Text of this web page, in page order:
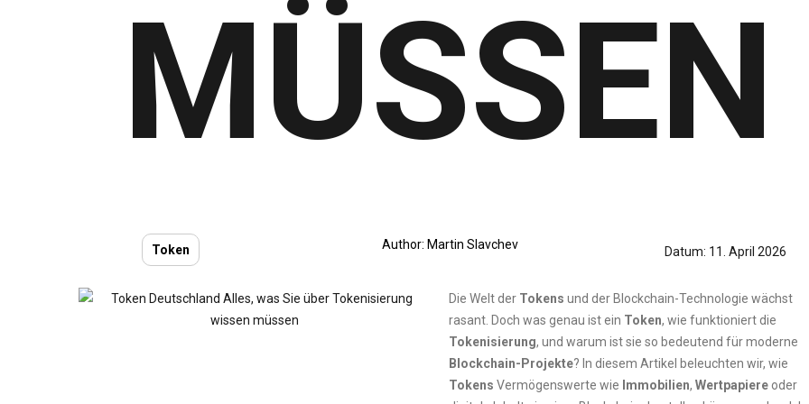
MÜSSEN
Token Author: Martin Slavchev Datum: 11. April 2026
Die Welt der Tokens und der Blockchain-Technologie wächst
rasant. Doch was genau ist ein Token, wie funktioniert die
Tokenisierung, und warum ist sie so bedeutend für moderne
Blockchain-Projekte? In diesem Artikel beleuchten wir, wie
Tokens Vermögenswerte wie Immobilien, Wertpapiereoder